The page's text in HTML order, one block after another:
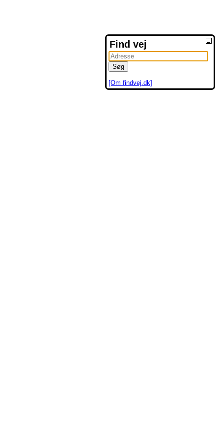
Find vej
[Om findvej.dk]